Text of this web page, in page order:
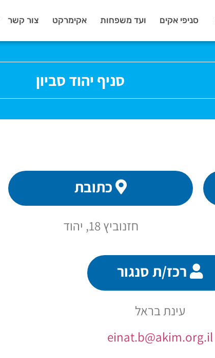
סניפי אקים ועד משפחות אקימרקט צור קשר
סניף יהוד סביון
כתובת
חזנוביץ 18, יהוד
רכז/ת סנגור
עינת בראל
einat.b@akim.org.il